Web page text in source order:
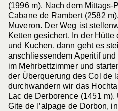
(1996 m). Nach dem
Cabane de Rambert (2582
Muveron. Der Weg ist
Ketten gesichert. In der
und Kuchen, dann geht es
anschliessendem Aperitif
im Mehrbettzimmer und
der Überquerung des Col de
durchwandern wir das
Lac de Derborence (1451
Gite de l’alpage de Dorbon,